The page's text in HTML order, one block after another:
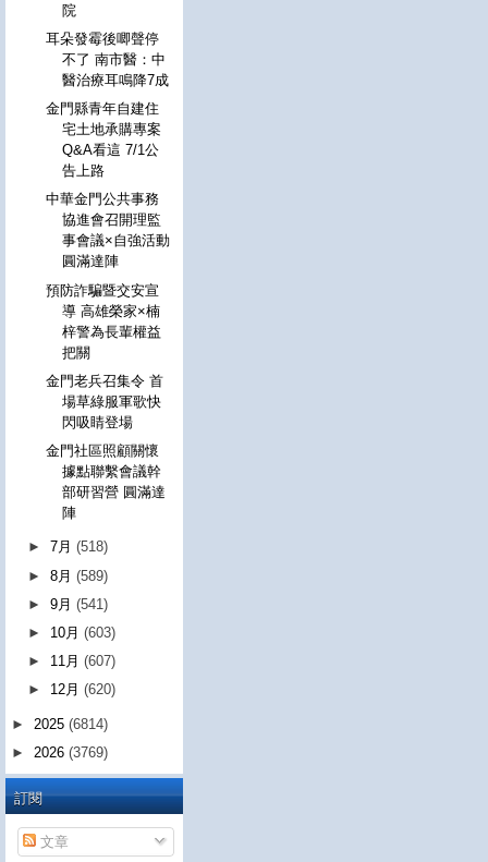
院
耳朵發霉後唧聲停
不了 南市醫：中
醫治療耳鳴降7成
金門縣青年自建住
宅土地承購專案
Q&A看這 7/1公
告上路
中華金門公共事務
協進會召開理監
事會議×自強活動
圓滿達陣
預防詐騙暨交安宣
導 高雄榮家×楠
梓警為長輩權益
把關
金門老兵召集令 首
場草綠服軍歌快
閃吸睛登場
金門社區照顧關懷
據點聯繫會議幹
部研習營 圓滿達
陣
►7月(518)
►8月(589)
►9月(541)
► 10月(603)
► 11月(607)
► 12月(620)
► 2025 (6814)
► 2026 (3769)
訂閱
文章